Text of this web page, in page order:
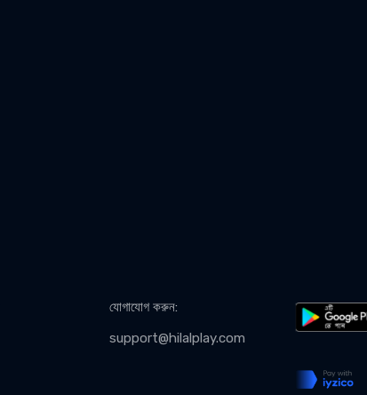
যোগাযোগ করুন:
support@hilalplay.com